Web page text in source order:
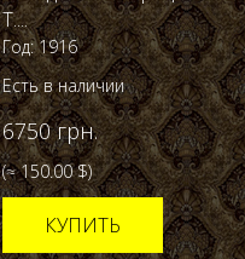
Т....
Год: 1916
Есть в наличии
6750 грн.
(≈ 150.00 $)
КУПИТЬ